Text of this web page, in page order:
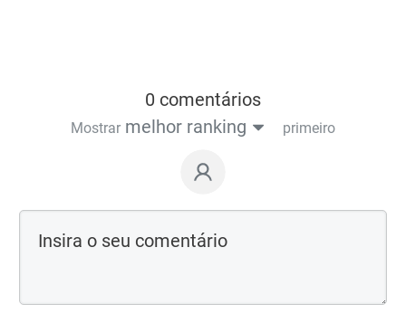
0 comentários
Mostrar melhor ranking primeiro